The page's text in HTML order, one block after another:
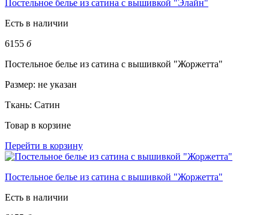
Постельное белье из сатина с вышивкой "Элайн"
Есть в наличии
6155 б
Постельное белье из сатина с вышивкой "Жоржетта"
Размер: не указан
Ткань: Сатин
Товар в корзине
Перейти в корзину
Постельное белье из сатина с вышивкой "Жоржетта"
Есть в наличии